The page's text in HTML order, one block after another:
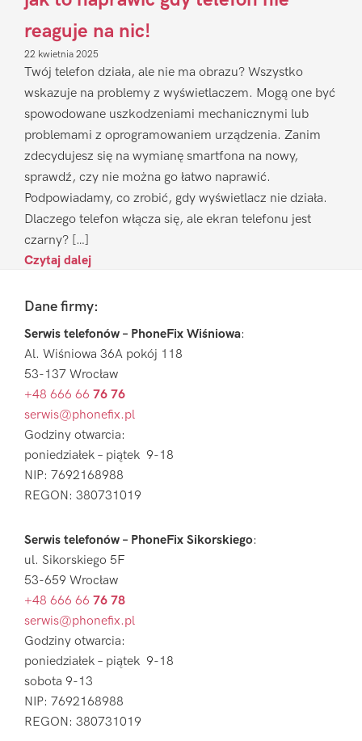
reaguje na nic!
22 kwietnia 2025
Twój telefon działa, ale nie ma obrazu? Wszystko
wskazuje na problemy z wyświetlaczem. Mogą one być
spowodowane uszkodzeniami mechanicznymi lub
problemami z oprogramowaniem urządzenia. Zanim
zdecydujesz się na wymianę smartfona na nowy,
sprawdź, czy nie można go łatwo naprawić.
Podpowiadamy, co zrobić, gdy wyświetlacz nie działa.
Dlaczego telefon włącza się, ale ekran telefonu jest
czarny? […]
Czytaj dalej
FooterDane firmy:
Serwis telefonów – PhoneFix Wiśniowa:
Al. Wiśniowa 36A pokój 118
53-137 Wrocław
+48 666 66 76 76
serwis@phonefix.pl
Godziny otwarcia:
poniedziałek – piątek 9-18
NIP: 7692168988
REGON: 380731019
Serwis telefonów – PhoneFix Sikorskiego:
ul. Sikorskiego 5F
53-659 Wrocław
+48 666 66 76 78
serwis@phonefix.pl
Godziny otwarcia:
poniedziałek – piątek 9-18
sobota 9-13
NIP: 7692168988
REGON: 380731019